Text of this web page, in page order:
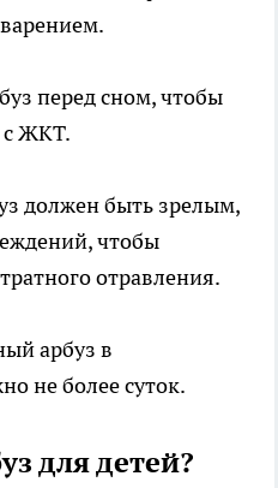
перед сном, чтобы
с ЖКТ.
должен быть зрелым,
чтобы
отравления.
арбуз в
не более суток.
для детей?